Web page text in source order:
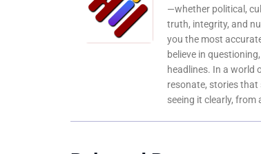
—whether political,
truth, integrity, and
you the most
believe in
headlines. In a world
resonate, stories
seeing it clearly, from